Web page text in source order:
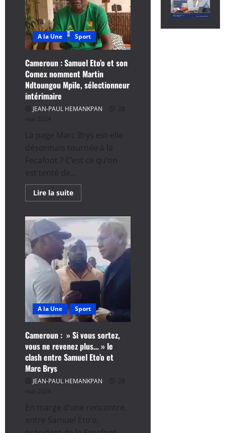
A la Une Sport
Cameroun : Samuel Eto’o et son
Comex nomment Martin
Ndtoungou Mpile, sélectionneur
intérimaire
JEAN-PAUL HEMANKPAN
28
mai 2024
La page Marc Brys est-elle
désormais tournée à la
Fecafoot ? C’est ce qu’on
est tenté de...
Lire la suiteEn
savoir
Cameroun
Samuel
Eto’o
et
son
Comex
nomment
Martin
Ndtoungou
Mpile,
sélectionneur
intérimaire
A la Une Sport
Cameroun : » Si vous sortez,
vous ne revenez plus… » le
clash entre Samuel Eto’o et
Marc Brys
JEAN-PAUL HEMANKPAN
28
mai 2024
En marge d’une rencontre,
entre Samuel Eto’o,